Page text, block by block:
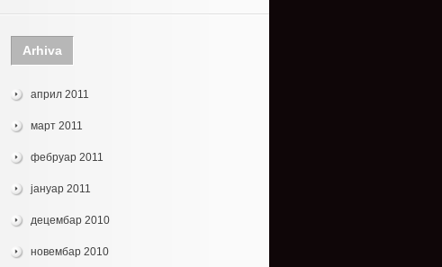
Arhiva
април 2011
март 2011
фебруар 2011
јануар 2011
децембар 2010
новембар 2010